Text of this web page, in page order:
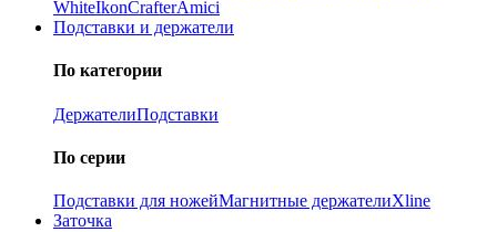
WhiteIkonCrafterAmici
Подставки и держатели
По категории
ДержателиПодставки
По серии
Подставки для ножейМагнитные держателиXline
Заточка